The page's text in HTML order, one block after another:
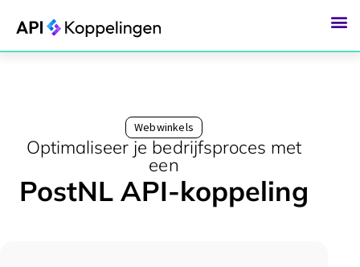
Webwinkels
Optimaliseer je bedrijfsproces met
een
PostNL API-koppeling